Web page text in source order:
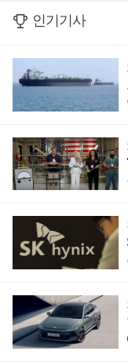
인기기사